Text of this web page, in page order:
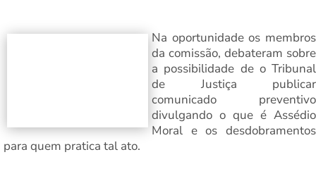
Na oportunidade os membros
da comissão, debateram sobre
a possibilidade de o Tribunal
de Justiça publicar
comunicado preventivo
divulgando o que é Assédio
Moral e os desdobramentos
para quem pratica tal ato.